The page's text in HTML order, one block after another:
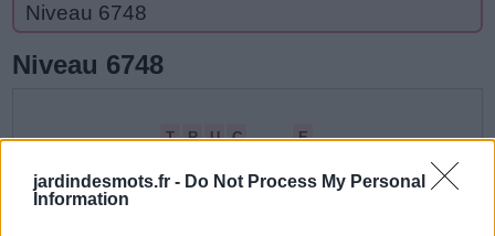
jardindesmots.fr - Do Not Process My Personal
Information
Niveau 6748
Niveau 6748
T R U C
E